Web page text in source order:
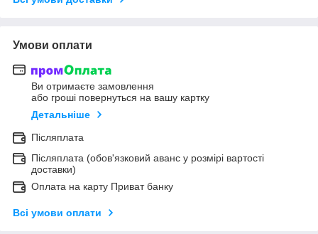
Умови оплати
Ви отримаєте замовлення
або гроші повернуться на вашу картку
Детальніше
Післяплата
Післяплата (обов'язковий аванс у розмірі вартості
доставки)
Оплата на карту Приват банку
Всі умови оплати